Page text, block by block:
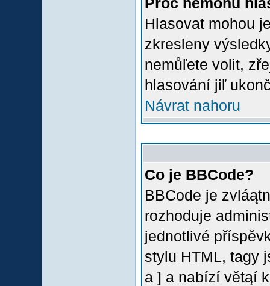
Hlasovat mohou
zkresleny
nemůľete volit,
hlasování jiľ
Návrat nahoru
Co je BBCode?
BBCode je
rozhoduje
jednotlivé
stylu HTML, tagy
a ] a nabízí větąí